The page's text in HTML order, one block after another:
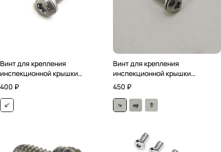
Винт для крепления
инспекционной крышки
сцепления
400 ₽
Винт для крепления
инспекционной крышки
сцепления
450 ₽